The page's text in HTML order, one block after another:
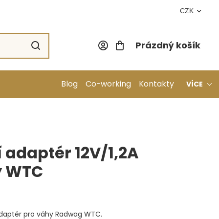
CZK
Nákupní
Prázdný košík
Blog Co-working Kontakty VÍCE
12V/1,2A
pro váhy Radwag WTC.